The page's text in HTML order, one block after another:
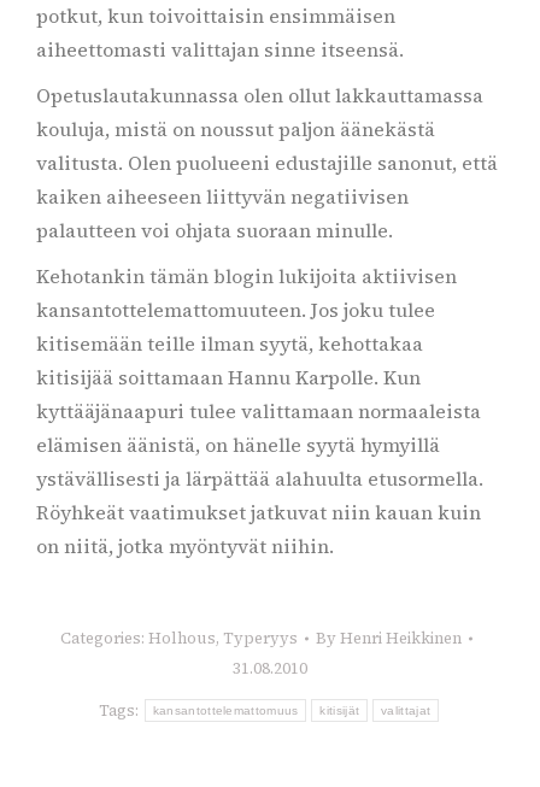
potkut, kun toivoittaisin ensimmäisen
aiheettomasti valittajan sinne itseensä.
Opetuslautakunnassa olen ollut lakkauttamassa
kouluja, mistä on noussut paljon äänekästä
valitusta. Olen puolueeni edustajille sanonut, että
kaiken aiheeseen liittyvän negatiivisen
palautteen voi ohjata suoraan minulle.
Kehotankin tämän blogin lukijoita aktiivisen
kansantottelemattomuuteen. Jos joku tulee
kitisemään teille ilman syytä, kehottakaa
kitisijää soittamaan Hannu Karpolle. Kun
kyttääjänaapuri tulee valittamaan normaaleista
elämisen äänistä, on hänelle syytä hymyillä
ystävällisesti ja lärpättää alahuulta etusormella.
Röyhkeät vaatimukset jatkuvat niin kauan kuin
on niitä, jotka myöntyvät niihin.
Categories: Holhous, Typeryys ByHenri Heikkinen
31.08.2010
Tags: kansantottelemattomuus kitisijät valittajat